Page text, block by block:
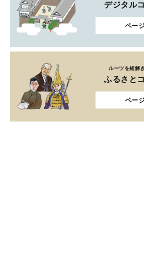
デジタル
ペー
ルーツを紐解
ふるさと
ペー